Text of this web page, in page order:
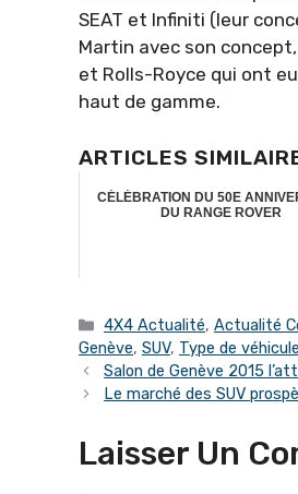
SEAT et Infiniti (leur
Martin avec son
et Rolls-Royce qui ont
haut de gamme.
ARTICLES
CÉLÉBRATION DU 50E
DU RANGE ROVER
Catégories
4X4 Actualité,Actualité
Genève, SUV, Type de véhicule
Salon de Genève 2015
Le marché des SUV
Laisser Un